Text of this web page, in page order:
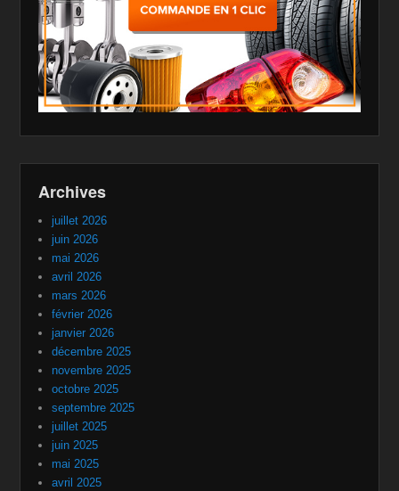
Archives
juillet 2026
juin 2026
mai 2026
avril 2026
mars 2026
février 2026
janvier 2026
décembre 2025
novembre 2025
octobre 2025
septembre 2025
juillet 2025
juin 2025
mai 2025
avril 2025